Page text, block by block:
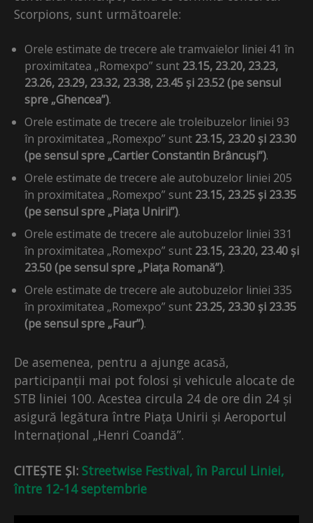
Scorpions, sunt următoarele:
Orele estimate de trecere ale tramvaielor liniei 41 în
proximitatea „Romexpo” sunt 23.15, 23.20, 23.23,
23.26, 23.29, 23.32, 23.38, 23.45 și 23.52 (pe sensul
spre „Ghencea”).
Orele estimate de trecere ale troleibuzelor liniei 93
în proximitatea „Romexpo” sunt 23.15, 23.20 și 23.30
(pe sensul spre „Cartier Constantin Brâncuși”).
Orele estimate de trecere ale autobuzelor liniei 205
în proximitatea „Romexpo” sunt 23.15, 23.25 și 23.35
(pe sensul spre „Piața Unirii”).
Orele estimate de trecere ale autobuzelor liniei 331
în proximitatea „Romexpo” sunt 23.15, 23.20, 23.40 și
23.50 (pe sensul spre „Piața Romană”).
Orele estimate de trecere ale autobuzelor liniei 335
în proximitatea „Romexpo” sunt 23.25, 23.30 și 23.35
(pe sensul spre „Faur”).
De asemenea, pentru a ajunge acasă,
participanții mai pot folosi și vehicule alocate de
STB liniei 100. Acestea circula 24 de ore din 24 și
asigură legătura între Piața Unirii și Aeroportul
Internațional „Henri Coandă”.
CITEȘTE ȘI: Streetwise Festival, în Parcul Liniei,
între 12-14 septembrie